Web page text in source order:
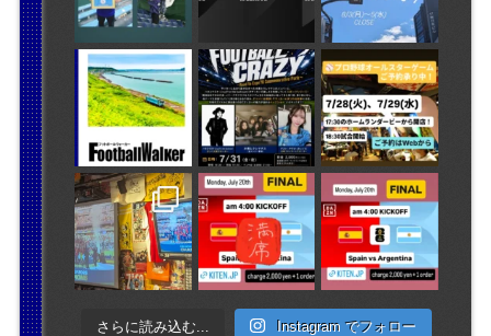
さらに読み込む... Instagram でフォロー